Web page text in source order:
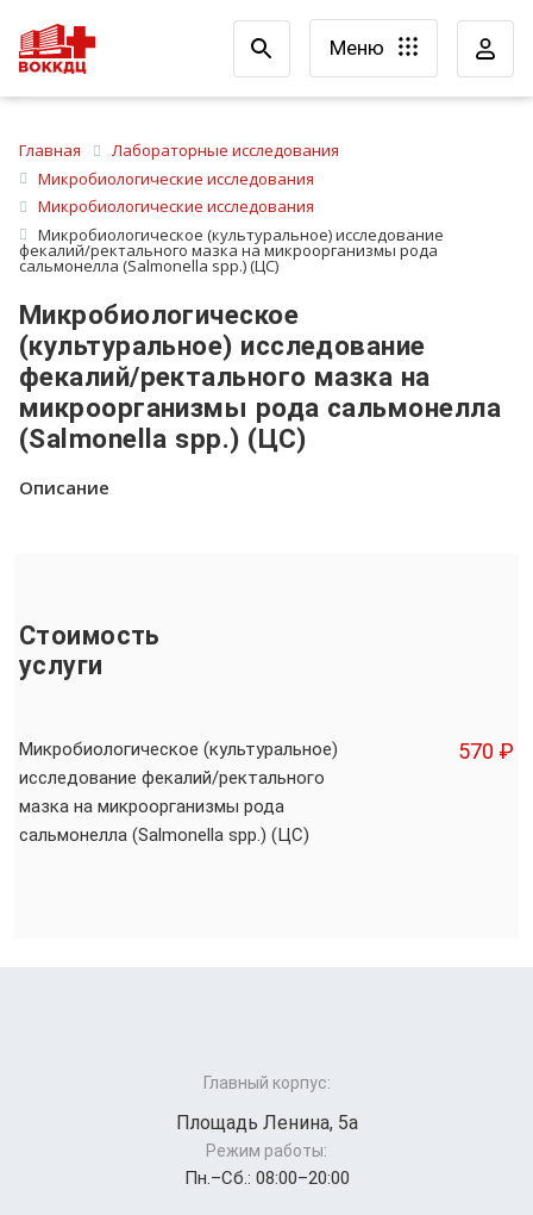
Меню
Главная
Лабораторные исследования
Микробиологические исследования
Микробиологические исследования
Микробиологическое (культуральное) исследование
фекалий/ректального мазка на микроорганизмы рода
сальмонелла (Salmonella spp.) (ЦС)
Микробиологическое
(культуральное) исследование
фекалий/ректального мазка на
микроорганизмы рода сальмонелла
(Salmonella spp.) (ЦС)
Описание
Стоимость
услуги
Микробиологическое (культуральное)
исследование фекалий/ректального
мазка на микроорганизмы рода
сальмонелла (Salmonella spp.) (ЦС)
570 ₽
Главный корпус:
Площадь Ленина, 5а
Режим работы:
Пн.–Cб.: 08:00–20:00